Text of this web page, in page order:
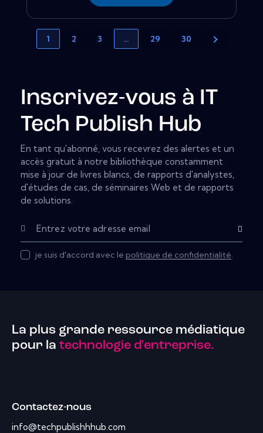
1 2 3 … 29 30
Inscrivez-vous à IT
Tech Publish Hub
En tant qu'abonné, vous recevrez des alertes et un
accès gratuit à notre bibliothèque constamment
mise à jour de livres blancs, de rapports d'analystes,
d'études de cas, de séminaires Web et de rapports
de solutions.
Subscribe
je suis d'accord avec le politique de confidentialité.
La plus grande ressource médiatique
pour la technologie d'entreprise.
Contactez-nous
info@techpublishhhub.com